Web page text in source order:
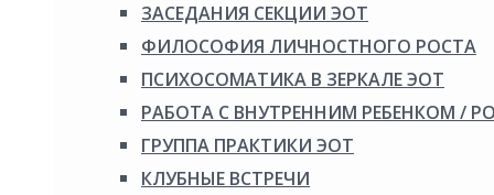
ЗАСЕДАНИЯ СЕКЦИИ ЭОТ
ФИЛОСОФИЯ ЛИЧНОСТНОГО РОСТА
ПСИХОСОМАТИКА В ЗЕРКАЛЕ ЭОТ
РАБОТА С ВНУТРЕННИМ РЕБЕНКОМ /
ГРУППА ПРАКТИКИ ЭОТ
КЛУБНЫЕ ВСТРЕЧИ